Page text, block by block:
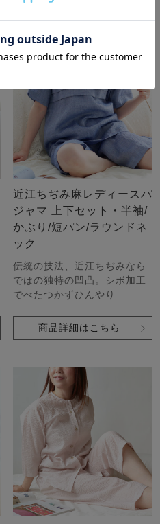
近江ちぢみ麻レディースパ
ジャマ 上下セット・半袖/
かぶり/短パン/ラウンドネ
ック
伝統の技法、近江ちぢみなら
ではの独特の凹凸。シボ加工
でべたつかずひんやり
商品詳細はこちら